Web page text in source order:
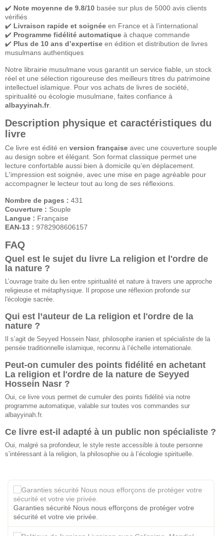
✔️ Note moyenne de 9.8/10 basée sur plus de 5000 avis clients
vérifiés
✔️ Livraison rapide et soignée en France et à l’international
✔️ Programme fidélité automatique à chaque commande
✔️ Plus de 10 ans d’expertise en édition et distribution de livres
musulmans authentiques
Notre librairie musulmane vous garantit un service fiable, un stock
réel et une sélection rigoureuse des meilleurs titres du patrimoine
intellectuel islamique. Pour vos achats de livres de société,
spiritualité ou écologie musulmane, faites confiance à
albayyinah.fr.
Description physique et caractéristiques du
livre
Ce livre est édité en version française avec une couverture souple
au design sobre et élégant. Son format classique permet une
lecture confortable aussi bien à domicile qu’en déplacement.
L'impression est soignée, avec une mise en page agréable pour
accompagner le lecteur tout au long de ses réflexions.
Nombre de pages : 431
Couverture : Souple
Langue : Française
EAN-13 : 9782908606157
FAQ
Quel est le sujet du livre La religion et l'ordre de
la nature ?
L’ouvrage traite du lien entre spiritualité et nature à travers une approche
religieuse et métaphysique. Il propose une réflexion profonde sur
l'écologie sacrée.
Qui est l’auteur de La religion et l'ordre de la
nature ?
Il s’agit de Seyyed Hossein Nasr, philosophe iranien et spécialiste de la
pensée traditionnelle islamique, reconnu à l’échelle internationale.
Peut-on cumuler des points fidélité en achetant
La religion et l'ordre de la nature de Seyyed
Hossein Nasr ?
Oui, ce livre vous permet de cumuler des points fidélité via notre
programme automatique, valable sur toutes vos commandes sur
albayyinah.fr.
Ce livre est-il adapté à un public non spécialiste ?
Oui, malgré sa profondeur, le style reste accessible à toute personne
s’intéressant à la religion, la philosophie ou à l’écologie spirituelle.
Garanties sécurité Nous nous efforçons de protéger votre
sécurité et votre vie privée.